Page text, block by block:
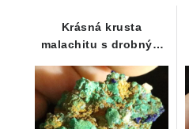
Krásná krusta
malachitu s drobným